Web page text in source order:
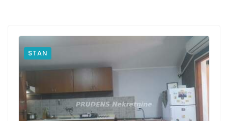
STAN